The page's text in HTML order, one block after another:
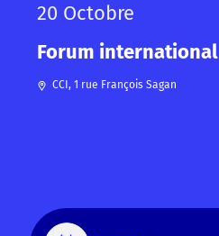
20 Octobre
Forum international
CCI, 1 rue François Sagan